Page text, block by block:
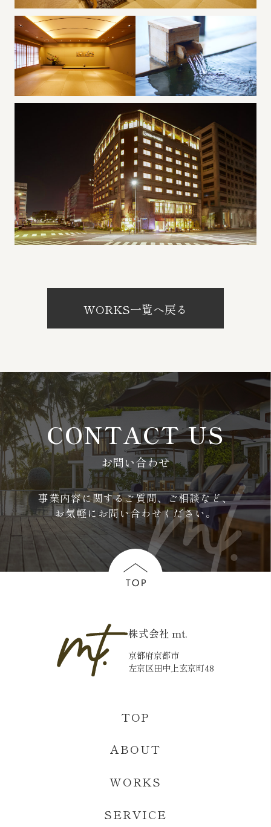
WORKS一覧へ戻る
CONTACT US
お問い合わせ
事業内容に関するご質問、ご相談など、
お気軽にお問い合わせください。
株式会社 mt.
京都府京都市
左京区田中上玄京町48
TOP
ABOUT
WORKS
SERVICE